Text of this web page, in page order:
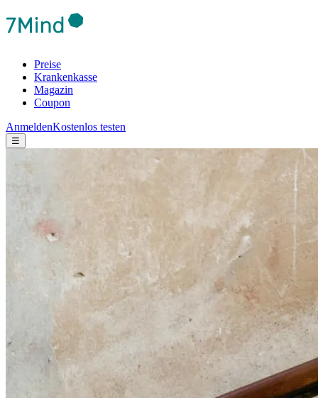
Preise
Krankenkasse
Magazin
Coupon
AnmeldenKostenlos testen
☰